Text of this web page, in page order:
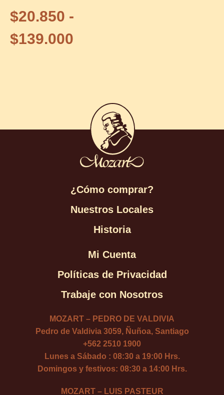
$20.850 -
$139.000
¿Cómo comprar?
Nuestros Locales
Historia
Mi Cuenta
Políticas de Privacidad
Trabaje con Nosotros
MOZART – PEDRO DE VALDIVIA
Pedro de Valdivia 3059, Ñuñoa, Santiago
+562 2510 1900
Lunes a Sábado : 08:30 a 19:00 Hrs.
Domingos y festivos: 08:30 a 14:00 Hrs.
MOZART – LUIS PASTEUR